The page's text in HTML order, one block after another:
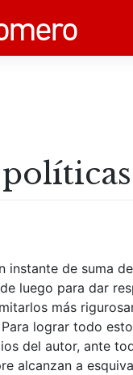
instante de suma
luego para dar
más
lograr todo
del autor, ante
alcanzan a